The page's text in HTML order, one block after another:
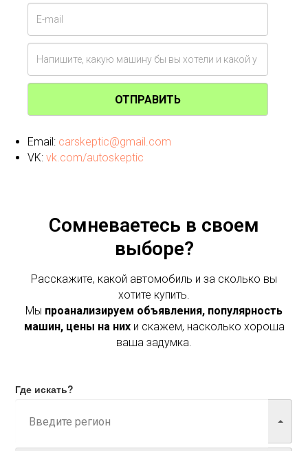
ОТПРАВИТЬ
Email: carskeptic@gmail.com
VK: vk.com/autoskeptic
Сомневаетесь в своем
выборе?
Расскажите, какой автомобиль и за сколько вы
хотите купить.
Мы проанализируем объявления, популярность
машин, цены на нихи скажем, насколько хороша
ваша задумка.
Где искать?